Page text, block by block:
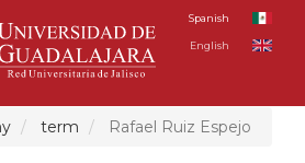
Spanish
English
term Rafael Ruiz Espejo